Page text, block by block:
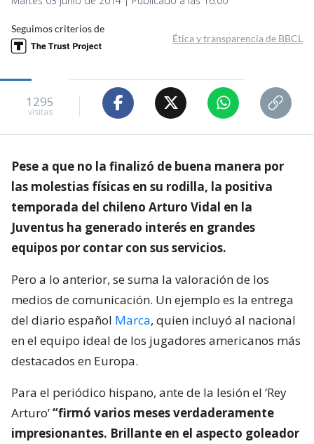
Seguimos criterios de
Ética y transparencia de BBCL
1295
visitas
Pese a que no la finalizó de buena manera por
las molestias físicas en su rodilla, la positiva
temporada del chileno Arturo Vidal en la
Juventus ha generado interés en grandes
equipos por contar con sus servicios.
Pero a lo anterior, se suma la valoración de los
medios de comunicación. Un ejemplo es la entrega
del diario español Marca, quien incluyó al nacional
en el equipo ideal de los jugadores americanos más
destacados en Europa.
Para el periódico hispano, ante de la lesión el ‘Rey
Arturo’“firmó varios meses verdaderamente
impresionantes. Brillante en el aspecto goleador